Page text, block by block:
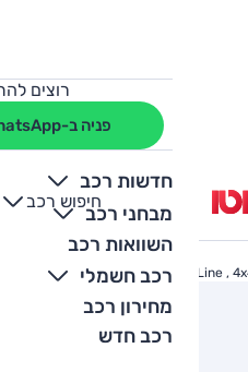
רוצים
פניה ב-WhatsApp
חדשות רכב
מבחני רכב
השוואות רכב
רכב חשמלי
מחירון רכב
רכב חדש
חיפוש רכב
+
-